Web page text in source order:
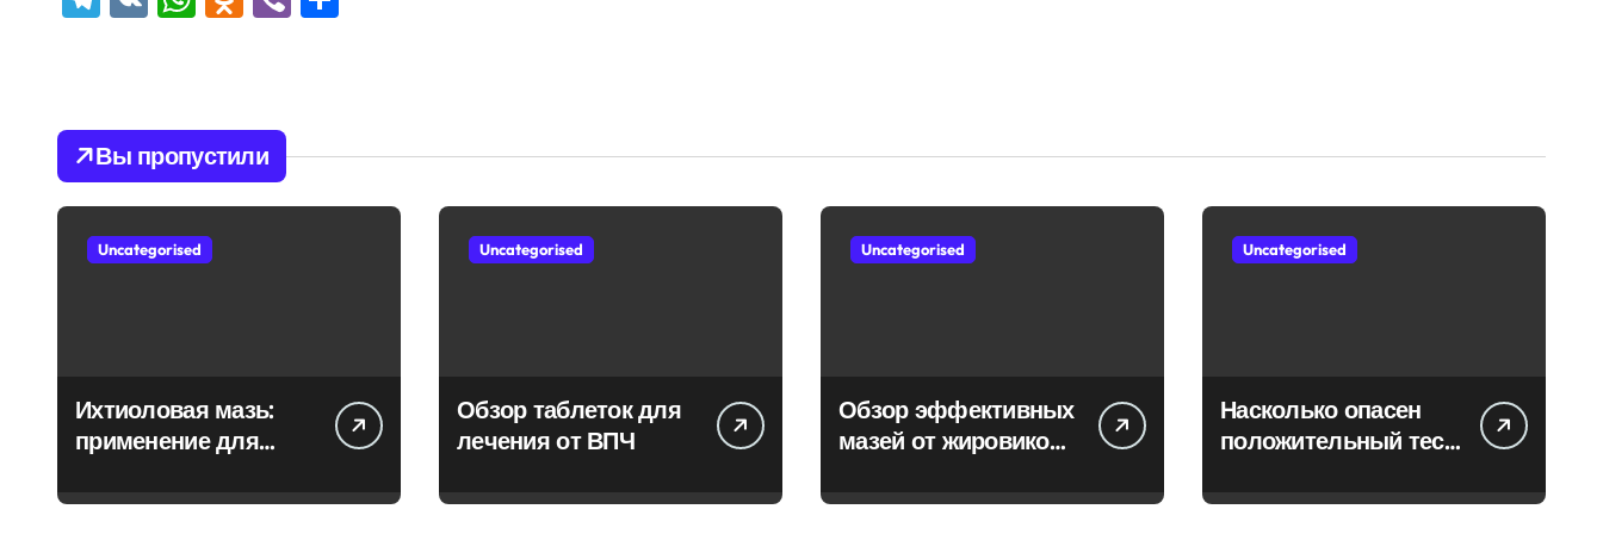
Вы пропустили
Uncategorised
Ихтиоловая мазь:
применение для
Uncategorised
Обзор таблеток для
лечения от ВПЧ
Uncategorised
Обзор эффективных
мазей от жировиков
эффектом
Uncategorised
Насколько опасен
положительный тест